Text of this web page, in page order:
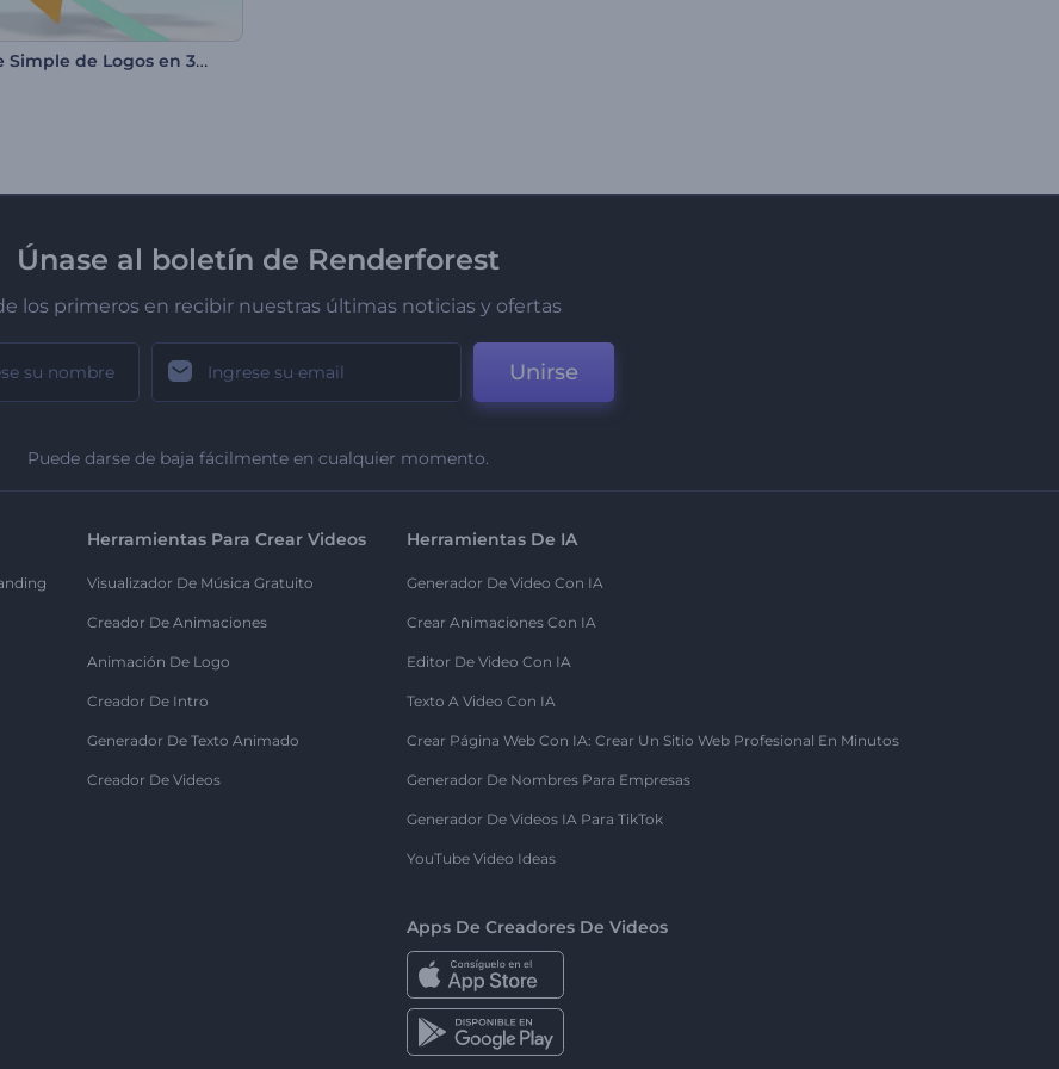
Paquete Simple de Logos en 3D
Únase al boletín de Renderforest
los primeros en recibir nuestras últimas noticias y ofertas
Unirse
Puede darse de baja fácilmente en cualquier momento.
Herramientas Para Crear Videos
Visualizador De Música Gratuito
Creador De Animaciones
Animación De Logo
Creador De Intro
Generador De Texto Animado
Creador De Videos
Herramientas De IA
Generador De Video Con IA
Crear Animaciones Con IA
Editor De Video Con IA
Texto A Video Con IA
Crear Página Web Con IA: Crear Un Sitio Web Profesional En Minutos
Generador De Nombres Para Empresas
Generador De Videos IA Para TikTok
YouTube Video Ideas
Apps De Creadores De Videos